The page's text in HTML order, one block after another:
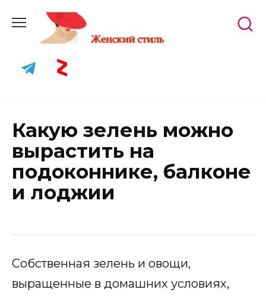
content
Какую зелень можно
вырастить на
подоконнике, балконе
и лоджии
Собственная зелень и овощи,
выращенные в домашних условиях,